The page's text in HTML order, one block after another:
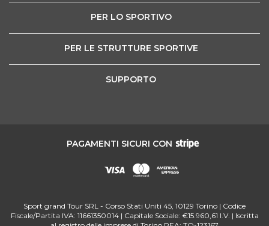
PER LO SPORTIVO
PER LE STRUTTURE SPORTIVE
SUPPORTO
PAGAMENTI SICURI CON
Sport grand Tour SRL - Corso Stati Uniti 45, 10129 Torino | Codice
Fiscale/Partita IVA: 11661350014 | Capitale Sociale: €15.960,61 I.V. | Iscritta